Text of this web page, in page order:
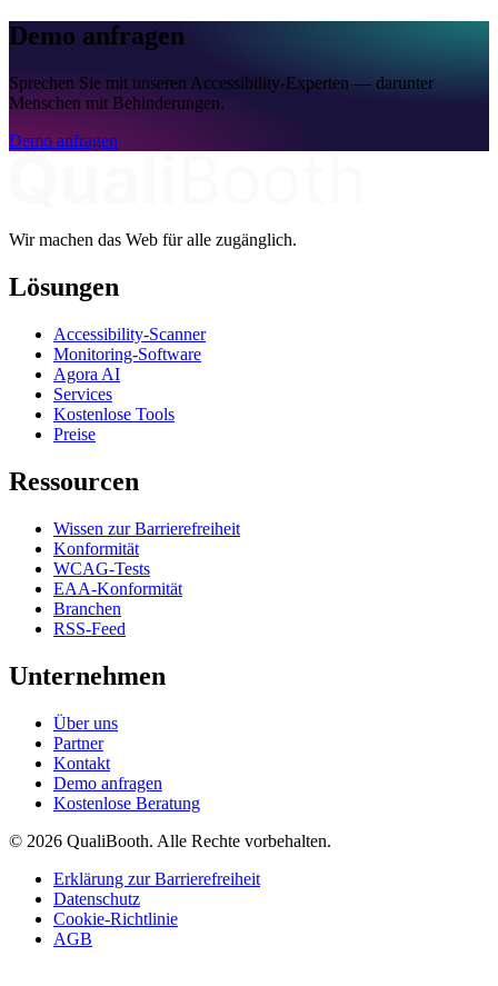
Demo anfragen
Sprechen Sie mit unseren Accessibility-Experten — darunter
Menschen mit Behinderungen.
Demo anfragen
Wir machen das Web für alle zugänglich.
Lösungen
Accessibility-Scanner
Monitoring-Software
Agora AI
Services
Kostenlose Tools
Preise
Ressourcen
Wissen zur Barrierefreiheit
Konformität
WCAG-Tests
EAA-Konformität
Branchen
RSS-Feed
Unternehmen
Über uns
Partner
Kontakt
Demo anfragen
Kostenlose Beratung
© 2026 QualiBooth. Alle Rechte vorbehalten.
Erklärung zur Barrierefreiheit
Datenschutz
Cookie-Richtlinie
AGB